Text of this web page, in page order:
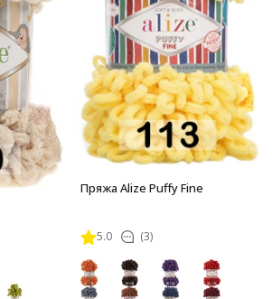
Пряжа Alize Puffy Fine
5.0 (3)